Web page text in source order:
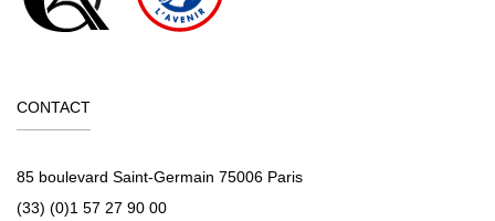
CONTACT
85 boulevard Saint-Germain 75006 Paris
(33) (0)1 57 27 90 00